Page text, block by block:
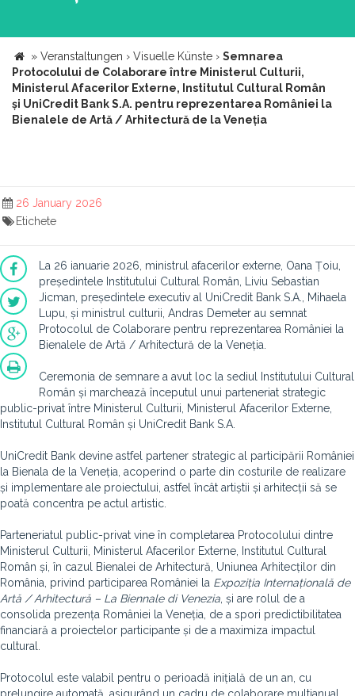
» Veranstaltungen › Visuelle Künste › Semnarea
Protocolului de Colaborare între Ministerul Culturii,
Ministerul Afacerilor Externe, Institutul Cultural Român
și UniCredit Bank S.A. pentru reprezentarea României la
Bienalele de Artă / Arhitectură de la Veneția
26 January 2026
Etichete
La 26 ianuarie 2026, ministrul afacerilor externe, Oana Țoiu,
președintele Institutului Cultural Român, Liviu Sebastian
Jicman, președintele executiv al UniCredit Bank S.A., Mihaela
Lupu, și ministrul culturii, Andras Demeter au semnat
Protocolul de Colaborare pentru reprezentarea României la
Bienalele de Artă / Arhitectură de la Veneția.
Ceremonia de semnare a avut loc la sediul Institutului Cultural
Român și marchează începutul unui parteneriat strategic
public-privat între Ministerul Culturii, Ministerul Afacerilor Externe,
Institutul Cultural Român și UniCredit Bank S.A.
UniCredit Bank devine astfel partener strategic al participării României
la Bienala de la Veneția, acoperind o parte din costurile de realizare
și implementare ale proiectului, astfel încât artiștii și arhitecții să se
poată concentra pe actul artistic.
Parteneriatul public-privat vine în completarea Protocolului dintre
Ministerul Culturii, Ministerul Afacerilor Externe, Institutul Cultural
Român și, în cazul Bienalei de Arhitectură, Uniunea Arhitecților din
România, privind participarea României la Expoziția Internațională de
Artă / Arhitectură – La Biennale di Venezia , și are rolul de a
consolida prezența României la Veneția, de a spori predictibilitatea
financiară a proiectelor participante și de a maximiza impactul
cultural.
Protocolul este valabil pentru o perioadă inițială de un an, cu